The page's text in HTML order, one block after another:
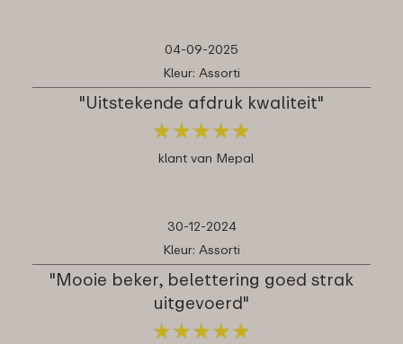
04-09-2025
Kleur: Assorti
"Uitstekende afdruk kwaliteit"
★★★★★
★★★★★
klant van Mepal
30-12-2024
Kleur: Assorti
"Mooie beker, belettering goed strak
uitgevoerd"
★★★★★
★★★★★